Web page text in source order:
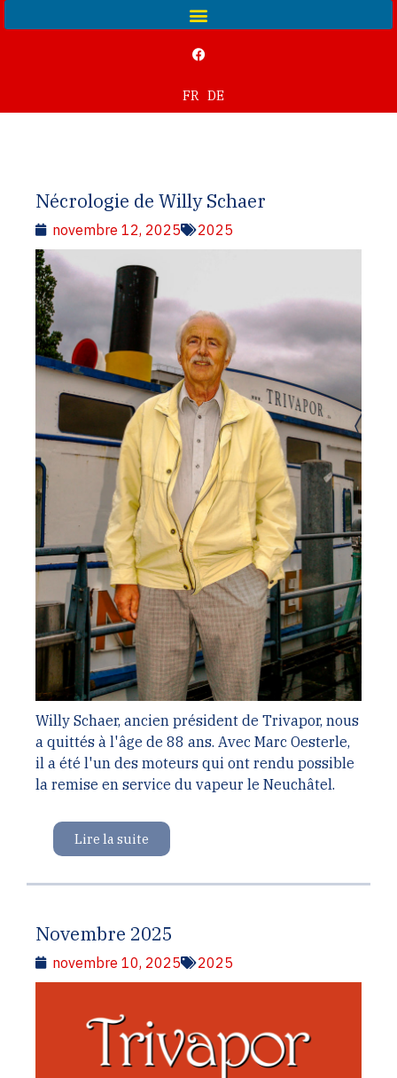
FR DE
Nécrologie de Willy Schaer
novembre 12, 2025 2025
Willy Schaer, ancien président de Trivapor, nous
a quittés à l'âge de 88 ans. Avec Marc Oesterle,
il a été l'un des moteurs qui ont rendu possible
la remise en service du vapeur le Neuchâtel.
Lire la suite
Novembre 2025
novembre 10, 2025 2025